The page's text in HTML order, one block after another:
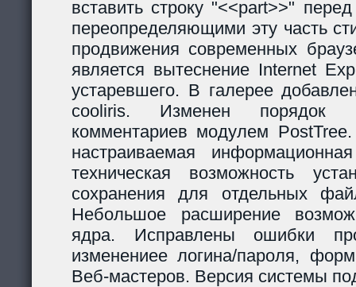
вставить строку "<<part>>"
переопределяющими эту часть
продвижения современных
является вытеснение Internet
устаревшего. В галерее
cooliris. Изменен порядок
комментариев модулем
настраиваемая
техническая возможность
сохранения для отдельных
Небольшое расширение
ядра. Исправлены ошибки
изменениее логина/пароля,
Веб-мастеров. Версия системы